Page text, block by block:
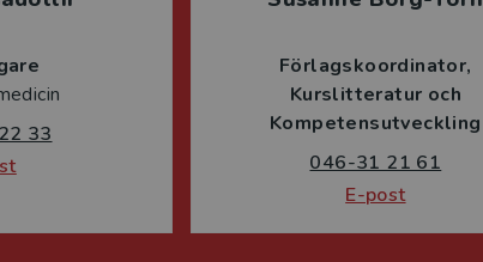
33
Förlagskoordinator
Kurslitteratur och
Kompetensutveckling
046-31 21 61
E-post